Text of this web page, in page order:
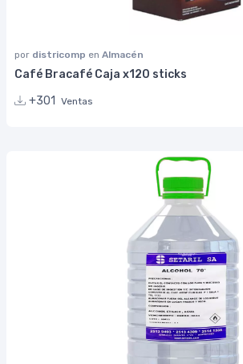
por districomp en Almacén
Café Bracafé Caja x120 sticks
+301
Ventas